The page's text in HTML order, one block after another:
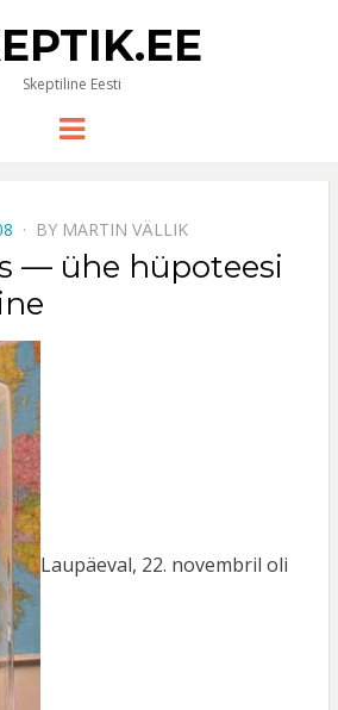
Skeptiline Eesti
Menu
BY MARTIN VÄLLIK
— ühe hüpoteesi
Laupäeval, 22. novembril oli